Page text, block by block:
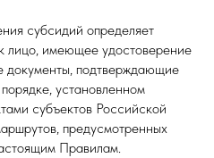
субсидий определяет
лицо, имеющее удостоверение
документы, подтверждающие
установленном
субъектов Российской
предусмотренных
Правилам.